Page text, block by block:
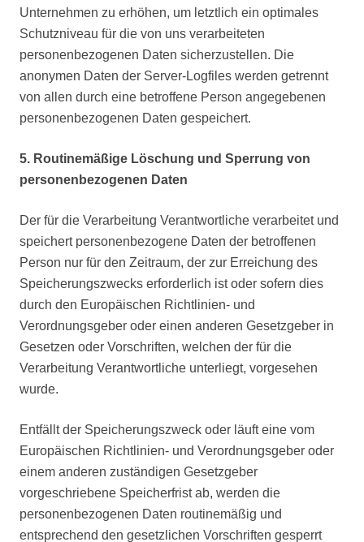
Unternehmen zu erhöhen, um letztlich ein optimales
Schutzniveau für die von uns verarbeiteten
personenbezogenen Daten sicherzustellen. Die
anonymen Daten der Server-Logfiles werden getrennt
von allen durch eine betroffene Person angegebenen
personenbezogenen Daten gespeichert.
5. Routinemäßige Löschung und Sperrung von
personenbezogenen Daten
Der für die Verarbeitung Verantwortliche verarbeitet und
speichert personenbezogene Daten der betroffenen
Person nur für den Zeitraum, der zur Erreichung des
Speicherungszwecks erforderlich ist oder sofern dies
durch den Europäischen Richtlinien- und
Verordnungsgeber oder einen anderen Gesetzgeber in
Gesetzen oder Vorschriften, welchen der für die
Verarbeitung Verantwortliche unterliegt, vorgesehen
wurde.
Entfällt der Speicherungszweck oder läuft eine vom
Europäischen Richtlinien- und Verordnungsgeber oder
einem anderen zuständigen Gesetzgeber
vorgeschriebene Speicherfrist ab, werden die
personenbezogenen Daten routinemäßig und
entsprechend den gesetzlichen Vorschriften gesperrt